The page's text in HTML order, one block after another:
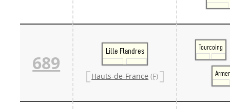
689
Lille Flandres
Hauts-de-France (F)
Tourcoing